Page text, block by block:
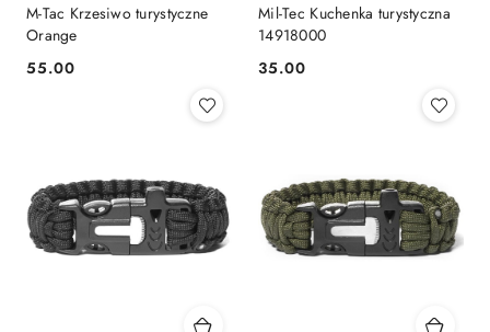
M-Tac Krzesiwo turystyczne
Orange
Cena:
55.00
Mil-Tec Kuchenka turystyczna
14918000
Cena:
35.00